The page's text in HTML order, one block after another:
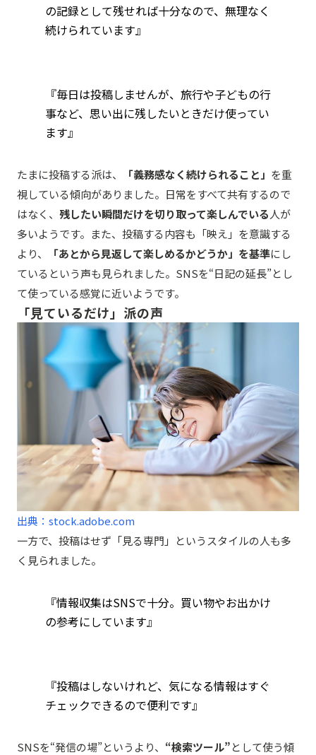
の記録として残せれば十分なので、無理なく
続けられています』
『毎日は投稿しませんが、旅行や子どもの行
事など、思い出に残したいときだけ使ってい
ます』
たまに投稿する派は、 「義務感なく続けられること」 を重
視している傾向がありました。日常をすべて共有するので
はなく、 残したい瞬間だけを切り取って楽しんでいる人が
多いようです。また、投稿する内容も「映え」を意識する
より、
「あとから見返して楽しめるかどうか」を基準にし
ているという声も見られました。SNSを“日記の延長”とし
て使っている感覚に近いようです。
「見ているだけ」派の声
出典：stock.adobe.com
一方で、投稿はせず「見る専門」というスタイルの人も多
く見られました。
『情報収集はSNSで十分。買い物やお出かけ
の参考にしています』
『投稿はしないけれど、気になる情報はすぐ
チェックできるので便利です』
SNSを“発信の場”というより、 “検索ツール”として使う傾